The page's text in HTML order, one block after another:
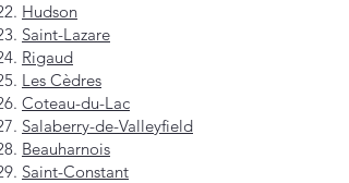
Hudson
Saint-Lazare
Rigaud
Les Cèdres
Coteau-du-Lac
Salaberry-de-Valleyfield
Beauharnois
Saint-Constant